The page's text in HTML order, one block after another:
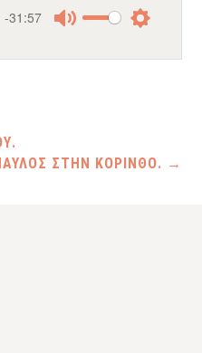
-31:57
ΣΤΗΝ ΚΟΡΙΝΘΟ. →